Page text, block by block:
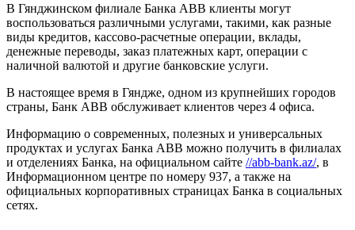
В Гянджинском филиале Банка ABB клиенты могут
воспользоваться различными услугами, такими, как разные
виды кредитов, кассово-расчетные операции, вклады,
денежные переводы, заказ платежных карт, операции с
наличной валютой и другие банковские услуги.
В настоящее время в Гяндже, одном из крупнейших городов
страны, Банк ABB обслуживает клиентов через 4 офиса.
Информацию о современных, полезных и универсальных
продуктах и услугах Банка ABB можно получить в филиалах
и отделениях Банка, на официальном сайте //abb-bank.az/, в
Информационном центре по номеру 937, а также на
официальных корпоративных страницах Банка в социальных
сетях.